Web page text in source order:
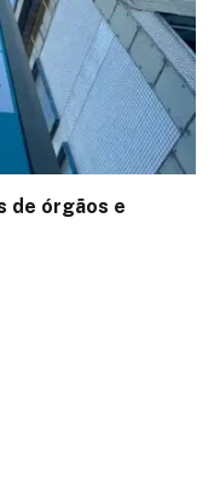
de órgãos e